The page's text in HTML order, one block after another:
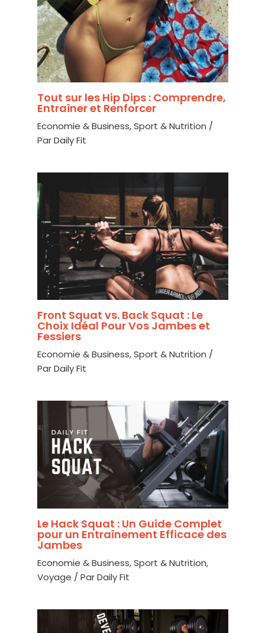
Tout sur les Hip Dips : Comprendre,
Entraîner et Renforcer
Economie & Business,Sport & Nutrition /
ParDaily Fit
Front Squat vs. Back Squat : Le
Choix Idéal Pour Vos Jambes et
Fessiers
Economie & Business,Sport & Nutrition /
ParDaily Fit
Le Hack Squat : Un Guide Complet
pour un Entraînement Efficace des
Jambes
Economie & Business,Sport & Nutrition,
Voyage / ParDaily Fit